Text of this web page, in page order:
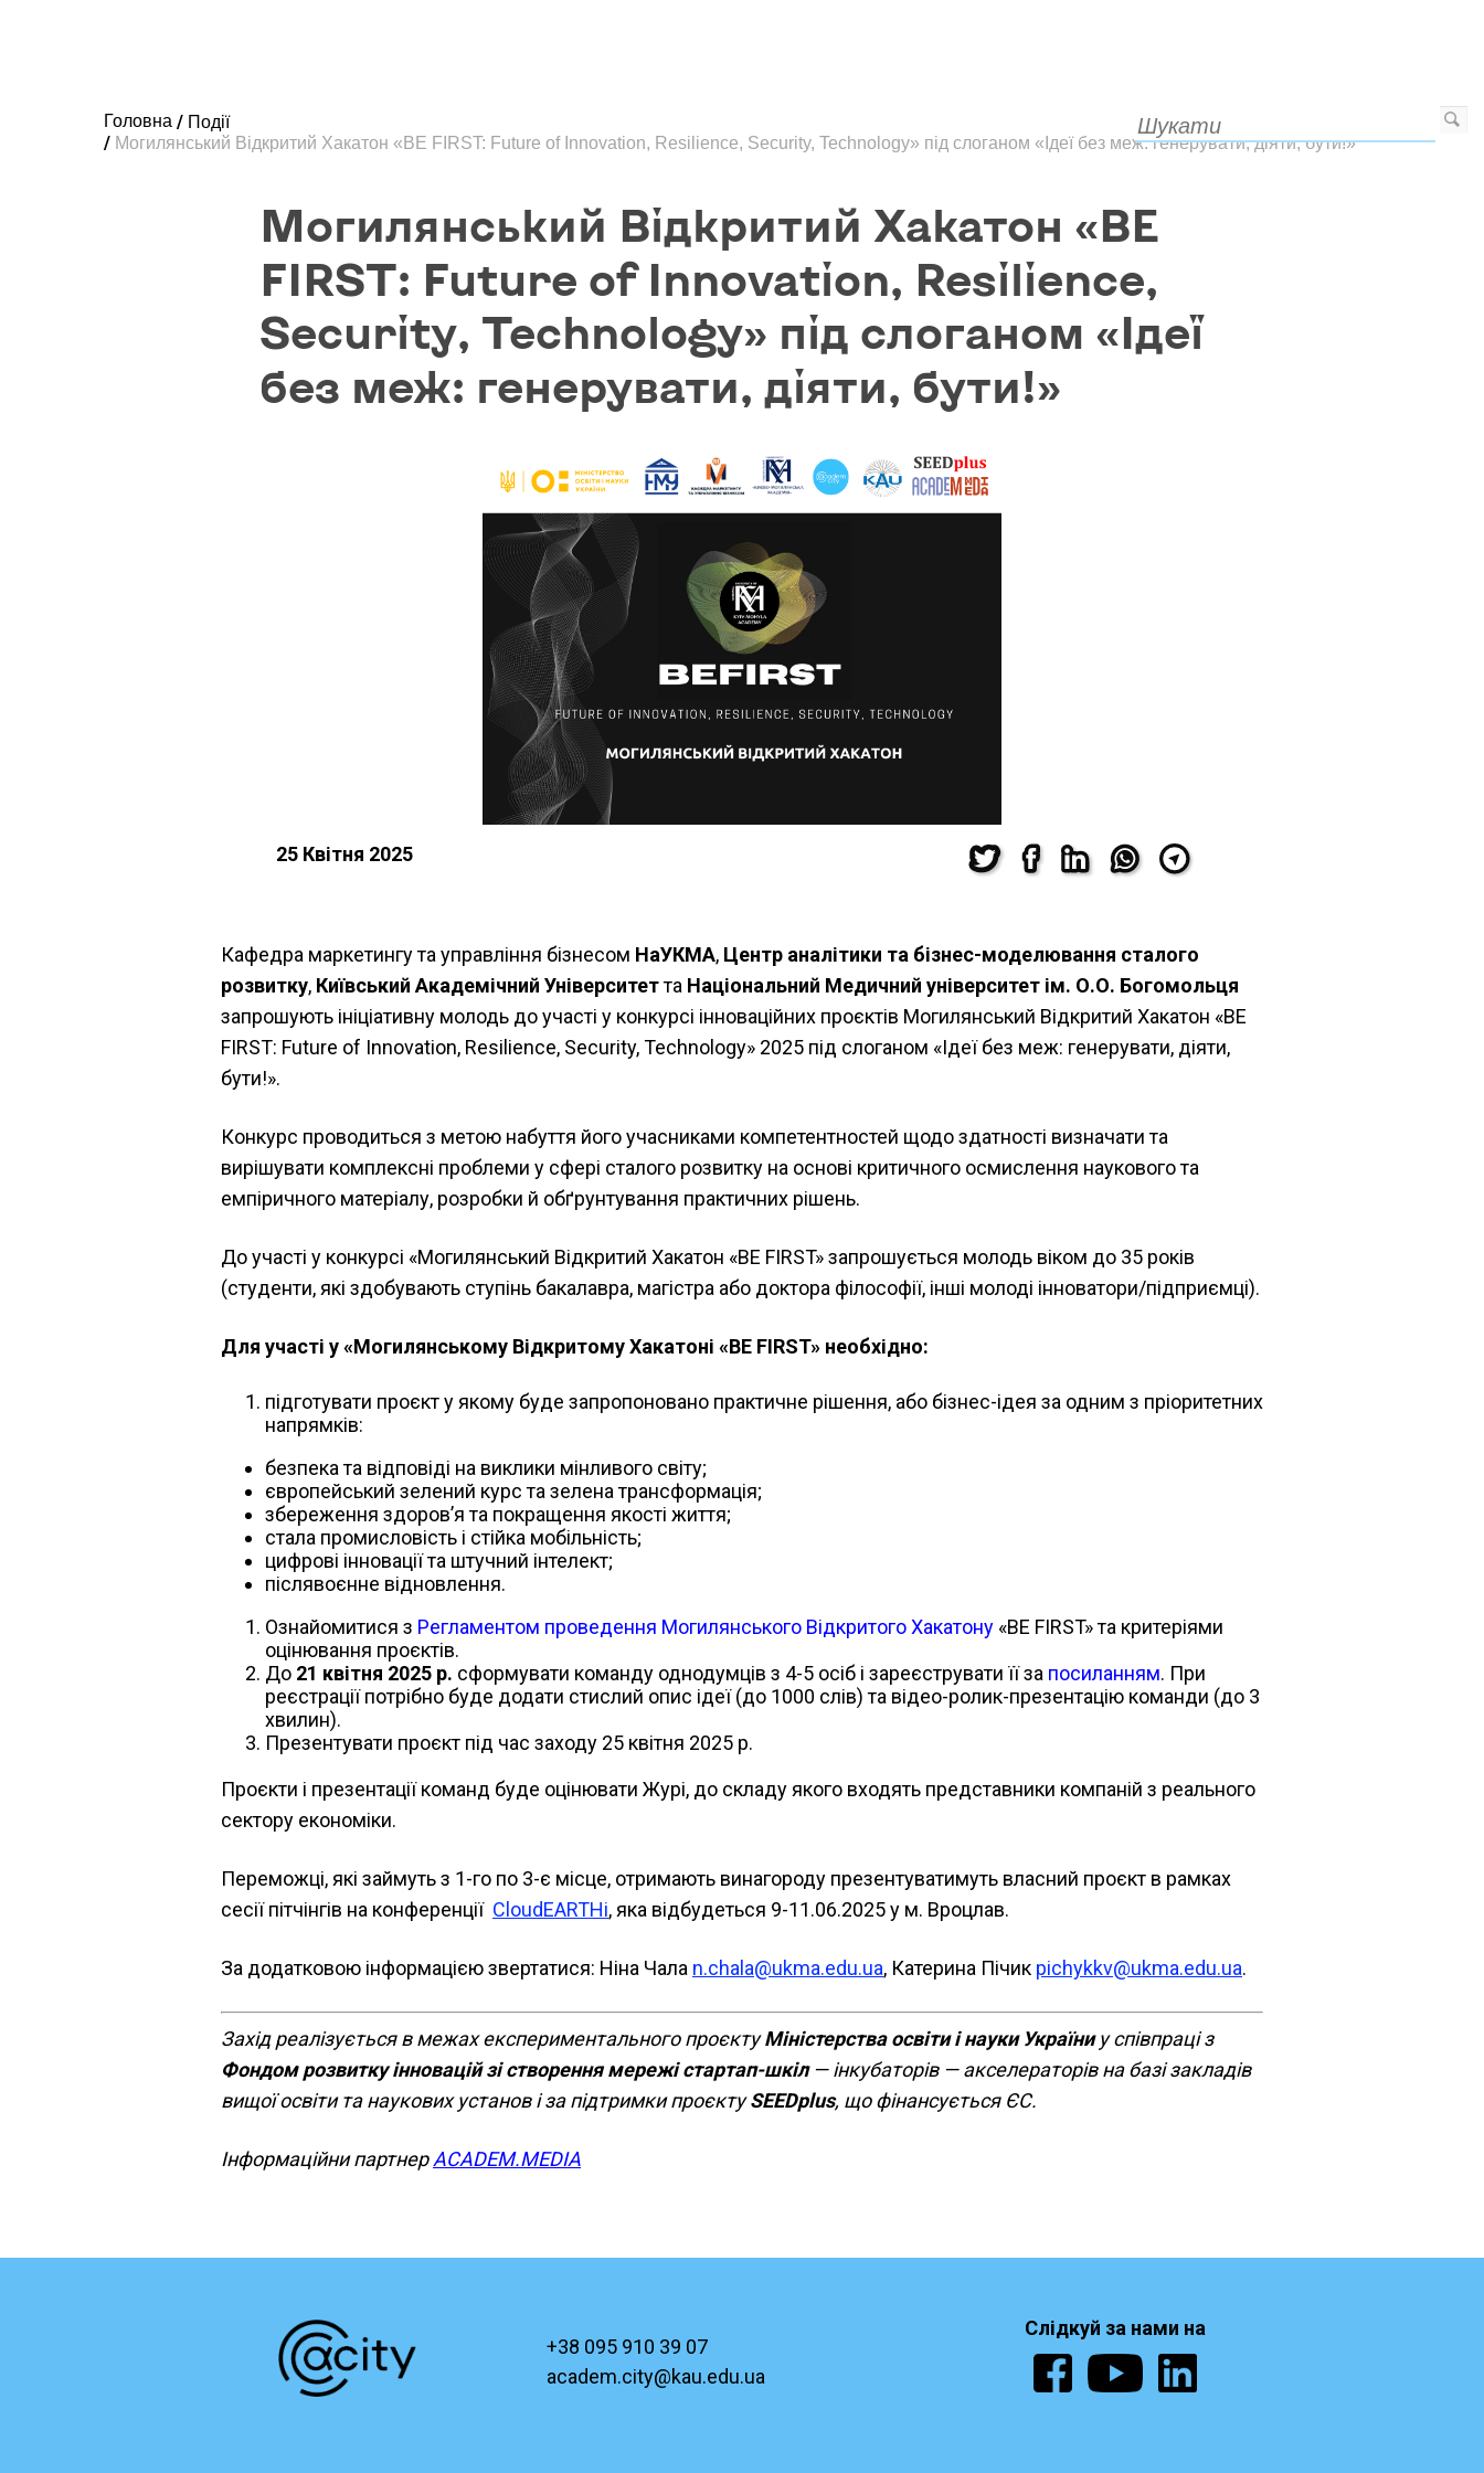
Головна
Події
Могилянський Відкритий Хакатон «BE FIRST: Future of Innovation, Resilience, Security, Technology» під слоганом «Ідеї без меж: генерувати, діяти, бути!»
Могилянський Відкритий Хакатон «BE
FIRST: Future of Innovation, Resilience,
Security, Technology» під слоганом «Ідеї
без меж: генерувати, діяти, бути!»
25 Квітня 2025
Кафедра маркетингу та управління бізнесом НаУКМА, Центр аналітики та бізнес-моделювання сталого
розвитку, Київський Академічний Університетта Національний Медичний університет ім. О.О. Богомольця
запрошують ініціативну молодь до участі у конкурсі інноваційних проєктів Могилянський Відкритий Хакатон «BE
FIRST: Future of Innovation, Resilience, Security, Technology» 2025 під слоганом «Ідеї без меж: генерувати, діяти,
бути!».
Конкурс проводиться з метою набуття його учасниками компетентностей щодо здатності визначати та
вирішувати комплексні проблеми у сфері сталого розвитку на основі критичного осмислення наукового та
емпіричного матеріалу, розробки й обґрунтування практичних рішень.
До участі у конкурсі «Могилянський Відкритий Хакатон «BE FIRST» запрошується молодь віком до 35 років
(студенти, які здобувають ступінь бакалавра, магістра або доктора філософії, інші молоді інноватори/підприємці).
Для участі у «Могилянському Відкритому Хакатоні «BE FIRST» необхідно:
підготувати проєкт у якому буде запропоновано практичне рішення, або бізнес-ідея за одним з пріоритетних
напрямків:
безпека та відповіді на виклики мінливого світу;
європейський зелений курс та зелена трансформація;
збереження здоров’я та покращення якості життя;
стала промисловість і стійка мобільність;
цифрові інновації та штучний інтелект;
післявоєнне відновлення.
Ознайомитися з Регламентом проведення Могилянського Відкритого Хакатону «BE FIRST»та критеріями
оцінювання проєктів.
До 21 квітня 2025 р. сформувати команду однодумців з 4-5 осіб і зареєструвати її за посиланням. При
реєстрації потрібно буде додати стислий опис ідеї (до 1000 слів) та відео-ролик-презентацію команди (до 3
хвилин).
Презентувати проєкт під час заходу 25 квітня 2025 р.
Проєкти і презентації команд буде оцінювати Журі, до складу якого входять представники компаній з реального
сектору економіки.
Переможці, які займуть з 1-го по 3-є місце, отримають винагороду презентуватимуть власний проєкт в рамках
сесії пітчінгів на конференції CloudEARTHi, яка відбудеться 9-11.06.2025 у м. Вроцлав.
За додатковою інформацією звертатися: Ніна Чала n.chala@ukma.edu.ua, Катерина Пічик pichykkv@ukma.edu.ua.
Захід реалізується в межах експериментального проєктуМіністерства освіти і науки Україниу співпраці з
Фондом розвитку інновацій зі створення мережі стартап-шкіл— інкубаторів — акселераторів на базі закладів
вищої освіти та наукових установ і за підтримки проєктуSEEDplus, що фінансується ЄС.
Інформаційни партнерACADEM.MEDIA
+38 095 910 39 07
academ.city@kau.edu.ua
Слідкуй за нами на